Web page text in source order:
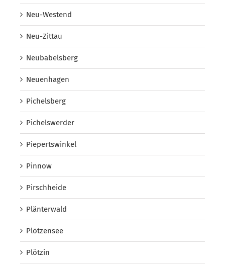
Neu-Westend
Neu-Zittau
Neubabelsberg
Neuenhagen
Pichelsberg
Pichelswerder
Piepertswinkel
Pinnow
Pirschheide
Plänterwald
Plötzensee
Plötzin